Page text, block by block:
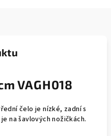
VAGH018
čelo je nízké, zadní s
na šavlových nožičkách.